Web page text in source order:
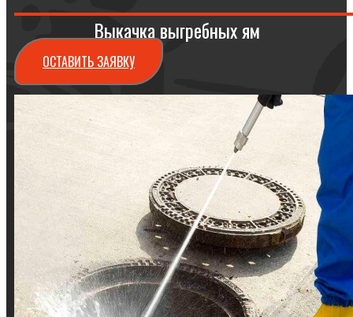
Выкачка выгребных ям
ОСТАВИТЬ ЗАЯВКУ